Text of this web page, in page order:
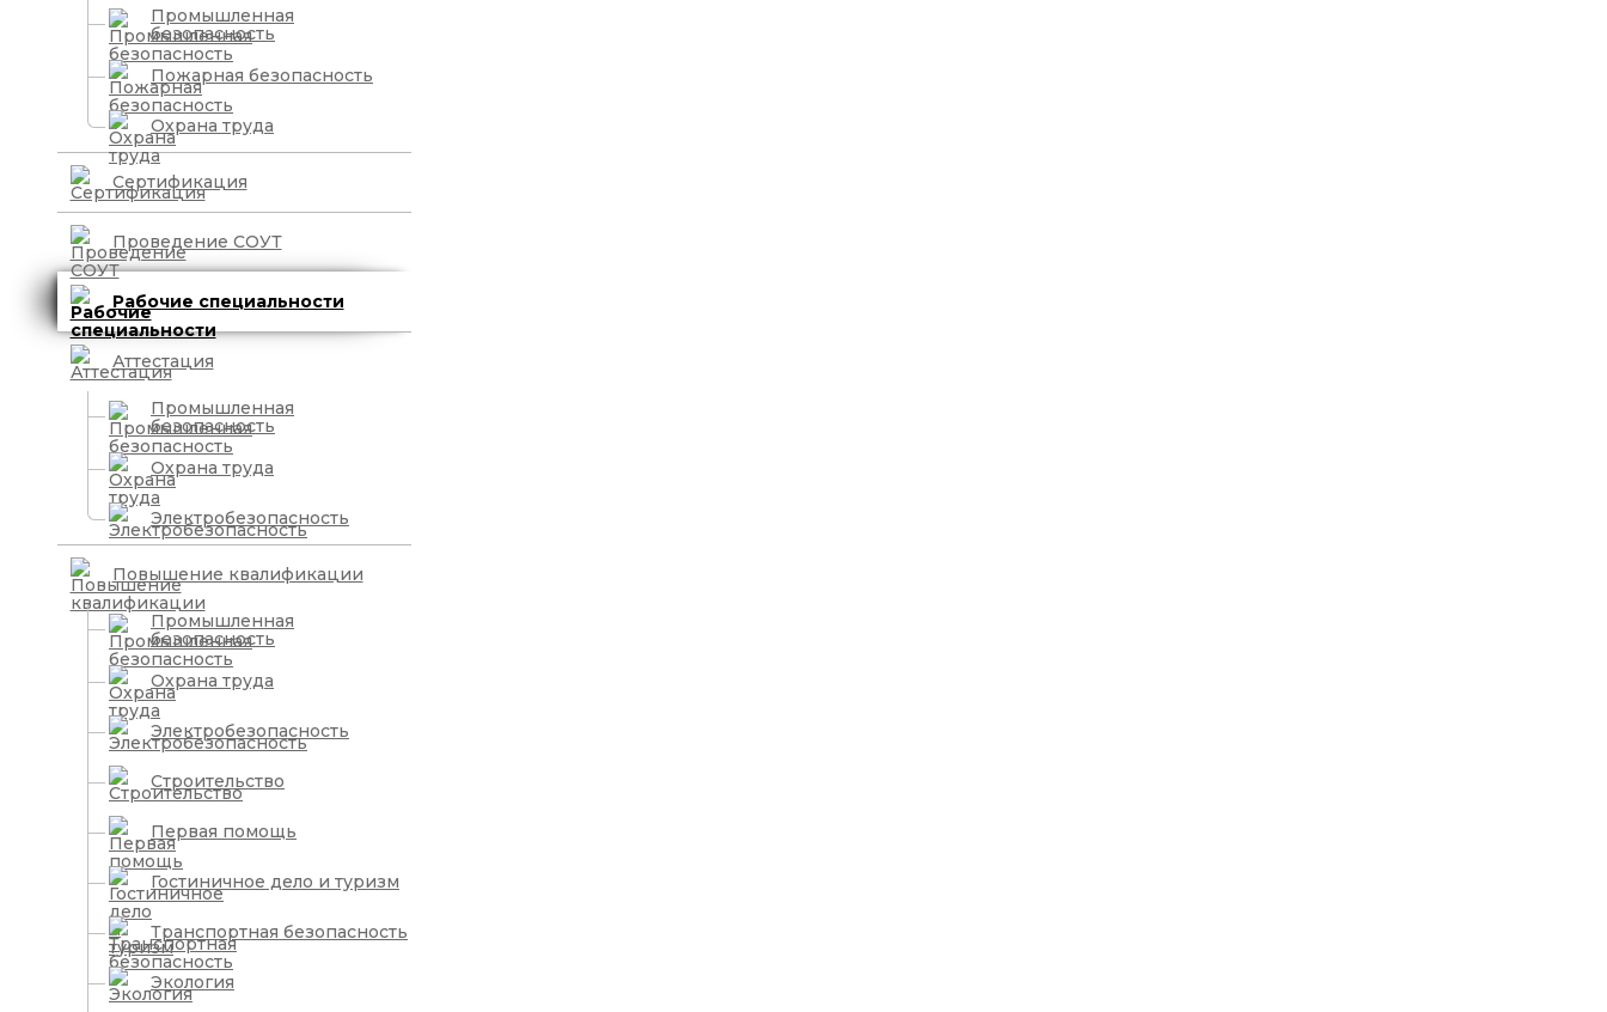
Промышленная
безопасность
Пожарная безопасность
Охрана труда
Сертификация
Проведение СОУТ
Рабочие специальности
Аттестация
Промышленная
безопасность
Охрана труда
Электробезопасность
Повышение квалификации
Промышленная
безопасность
Охрана труда
Электробезопасность
Строительство
Первая помощь
Гостиничное дело и туризм
Транспортная безопасность
Экология